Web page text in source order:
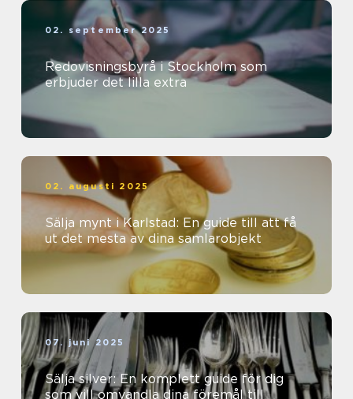
02. september 2025
Redovisningsbyrå i Stockholm som
erbjuder det lilla extra
02. augusti 2025
Sälja mynt i Karlstad: En guide till att få
ut det mesta av dina samlarobjekt
07. juni 2025
Sälja silver: En komplett guide för dig
som vill omvandla dina föremål till